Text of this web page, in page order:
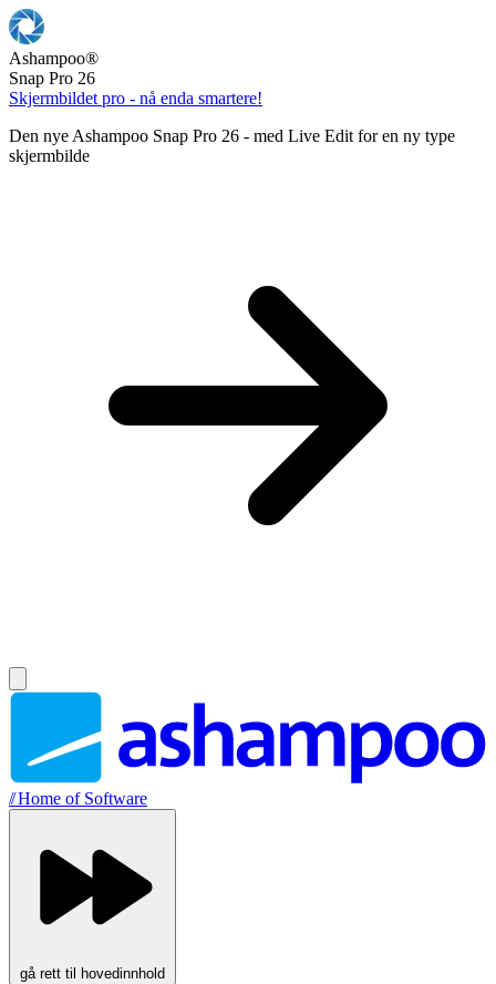
Ashampoo®
Snap Pro 26
Skjermbildet pro - nå enda smartere!
Den nye Ashampoo Snap Pro 26 - med Live Edit for en ny type
skjermbilde
//Home of Software
gå rett til hovedinnhold